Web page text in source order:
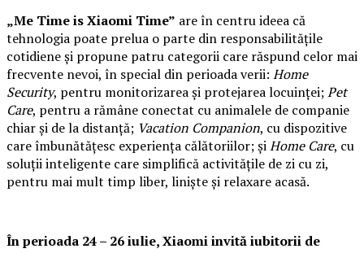
„Me Time is Xiaomi Time” are în centru ideea că
tehnologia poate prelua o parte din responsabilitățile
cotidiene și propune patru categorii care răspund celor mai
frecvente nevoi, în special din perioada verii: Home
Security, pentru monitorizarea și protejarea locuinței;Pet
Care, pentru a rămâne conectat cu animalele de companie
chiar și de la distanță; Vacation Companion, cu dispozitive
care îmbunătățesc experiența călătoriilor; șiHome Care, cu
soluții inteligente care simplifică activitățile de zi cu zi,
pentru mai mult timp liber, liniște și relaxare acasă.
În perioada 24 – 26 iulie, Xiaomi invită iubitorii de